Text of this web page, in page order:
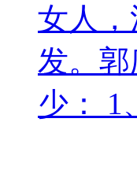
女人
发。
少： 1